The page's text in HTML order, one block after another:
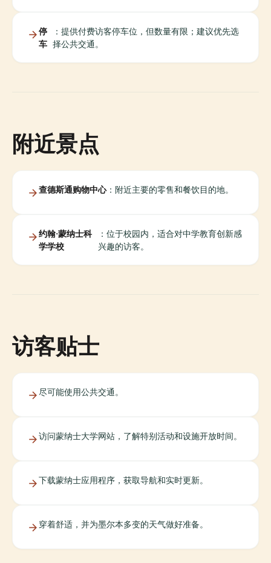
停
车
：提供付费访客停车位，但数量有限；建议优先选
择公共交通。
附近景点
查德斯通购物中心：附近主要的零售和餐饮目的地。
约翰·蒙纳士科
学学校
：位于校园内，适合对中学教育创新感
兴趣的访客。
访客贴士
尽可能使用公共交通。
访问蒙纳士大学网站，了解特别活动和设施开放时间。
下载蒙纳士应用程序，获取导航和实时更新。
穿着舒适，并为墨尔本多变的天气做好准备。